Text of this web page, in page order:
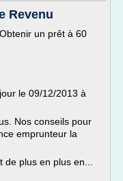
Revenu
un prêt à 60
le 09/12/2013 à
Nos conseils pour
emprunteur la
plus en plus en...